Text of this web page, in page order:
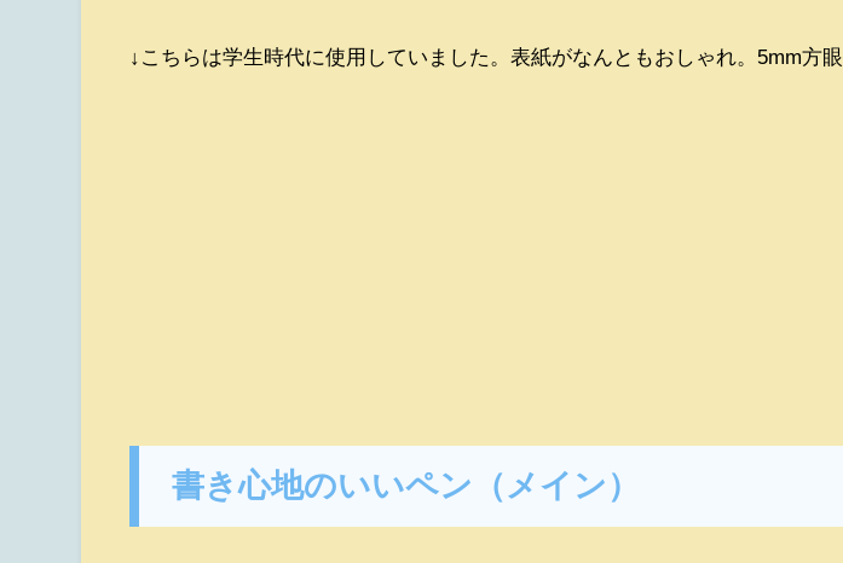
↓こちらは学生時代に使用していました。表紙がなんともおしゃれ。5mm方眼
書き心地のいいペン（メイン）